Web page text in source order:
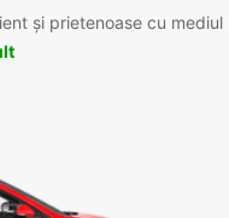
și prietenoase cu mediul